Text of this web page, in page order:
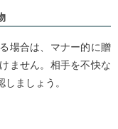
場合は、マナー的に贈
ません。相手を不快な
ましょう。